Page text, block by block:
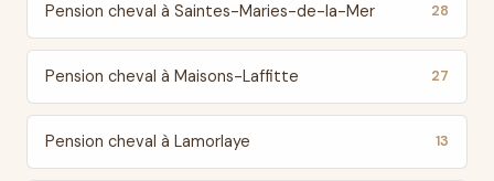
Pension cheval à Saintes-Maries-de-la-Mer 28
Pension cheval à Maisons-Laffitte 27
Pension cheval à Lamorlaye 13